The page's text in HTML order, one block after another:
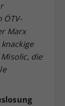
Marx
die